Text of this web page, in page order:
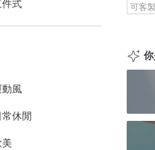
式
風
常休閒
可客製